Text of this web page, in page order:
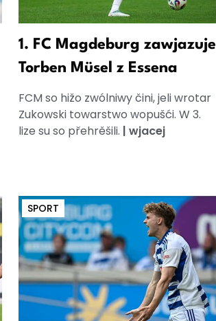
1. FC Magdeburg zawjazuje
Torben Müsel z Essena
FCM so hižo zwólniwy čini, jeli wrotar
Zukowski towarstwo wopušći. W 3.
lize su so přehrěšili. | wjacej
SPORT